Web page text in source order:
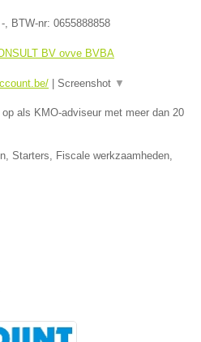
-, BTW-nr: 0655888858
BV ovve BVBA
Screenshot ▼
als KMO-adviseur met meer dan 20
Starters, Fiscale werkzaamheden,